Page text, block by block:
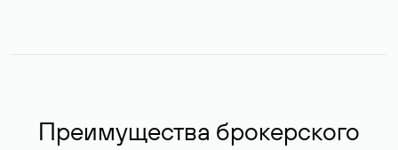
Преимущества брокерского